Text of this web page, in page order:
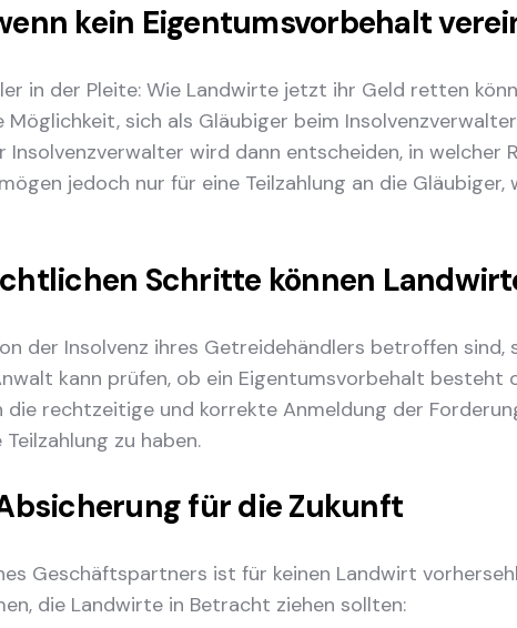
kein Eigentumsvorbehalt
Möglichkeit, sich als Gläubiger beim
Insolvenzverwalter wird dann entscheiden, in
jedoch nur für eine Teilzahlung an die
Schritte können
der Insolvenz ihres Getreidehändlers betroffen
kann prüfen, ob ein Eigentumsvorbehalt
die rechtzeitige und korrekte Anmeldung der
zu haben.
für die Zukunft
Geschäftspartners ist für keinen Landwirt
die Landwirte in Betracht ziehen sollten: